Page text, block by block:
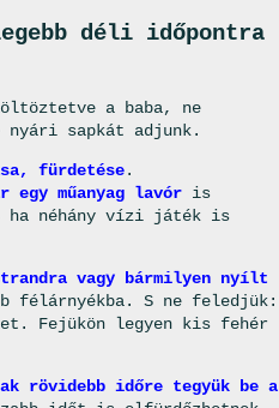
déli időpontra
a baba, ne
sapkát adjunk.
fürdetése.
egy műanyag lavór is
ha néhány vízi játék is
vagy bármilyen nyílt
félárnyékba. S ne feledjük:
Fejükön legyen kis fehér
rövidebb időre tegyük be a